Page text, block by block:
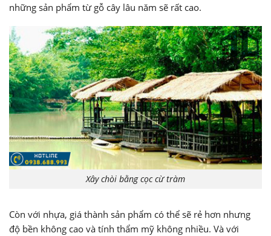
những sản phẩm từ gỗ cây lâu năm sẽ rất cao.
Xây chòi bằng cọc cừ tràm
Còn với nhựa, giá thành sản phẩm có thể sẽ rẻ hơn nhưng
độ bền không cao và tính thẩm mỹ không nhiều. Và với